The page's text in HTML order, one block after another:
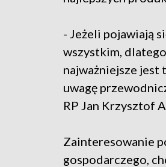
- Jeżeli pojawiają
wszystkim,
najważniejsze jest
uwagę
RP Jan Krzysztof
Zainteresowanie
gospodarczego,